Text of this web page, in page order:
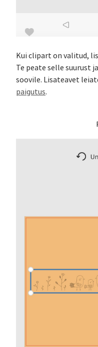
Kui clipart on valitud,
Te peate selle suurust
soovile. Lisateavet
paigutus.